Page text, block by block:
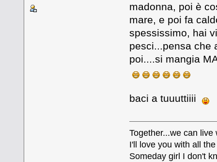
madonna, poi è
mare, e poi fa
spessissimo, hai
pesci...pensa che
poi....si mangia
baci a tuuuttiiii
Together...we can live
I'll love you with all
Someday girl I don't